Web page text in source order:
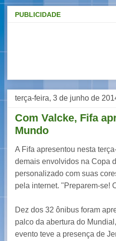
PUBLICIDADE
terça-feira, 3 de junho de
Com Valcke, Fifa
Mundo
A Fifa apresentou nesta
demais envolvidos na Copa
personalizado com suas
pela internet. "Preparem-se!
Dez dos 32 ônibus foram
palco da abertura do
evento teve a presença de